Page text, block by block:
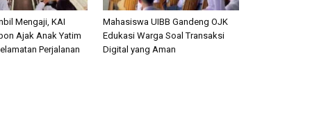
Mengaji, KAI
Ajak Anak Yatim
Perjalanan
Mahasiswa UIBB Gandeng OJK
Edukasi Warga Soal Transaksi
Digital yang Aman